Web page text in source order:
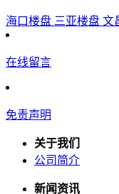
海口楼盘 三亚楼盘 文
在线留言
免责声明
关于我们
公司简介
新闻资讯